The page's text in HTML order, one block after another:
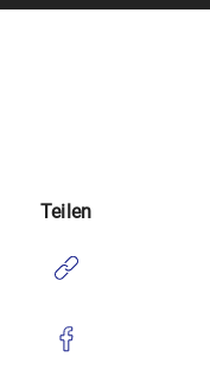
Teilen